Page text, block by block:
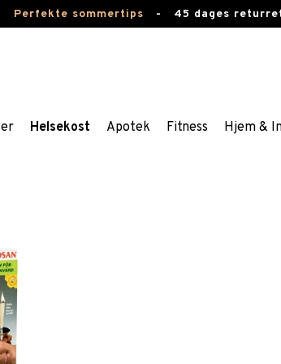
Perfekte sommertips - 45 dages
Helsekost Apotek Fitness Hjem &